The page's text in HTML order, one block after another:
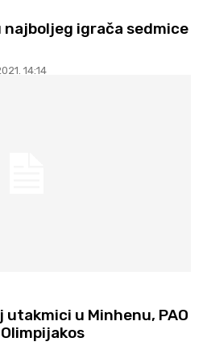
igrača sedmice
14:14
u Minhenu, PAO